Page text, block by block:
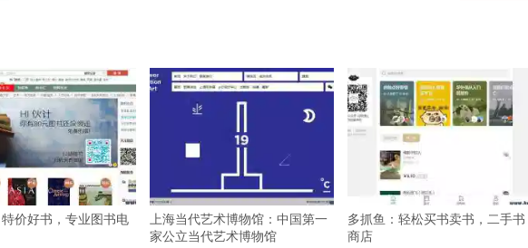
价好书，专业图书电
上海当代艺术博物馆：中国第一
家公立当代艺术博物馆
多抓鱼：轻松买书卖书，二手书
商店